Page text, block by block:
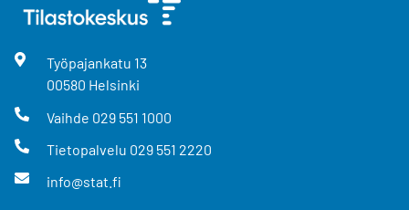
Työpajankatu 13
00580 Helsinki
Vaihde 029 551 1000
Tietopalvelu 029 551 2220
info@stat.fi